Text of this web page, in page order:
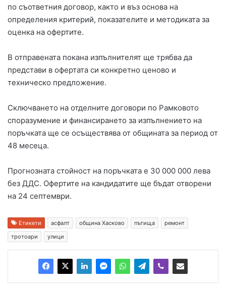
по съответния договор, както и въз основа на
определения критерий, показателите и методиката за
оценка на офертите.
В отправената покана изпълнителят ще трябва да
представи в офертата си конкретно ценово и
техническо предложение.
Сключването на отделните договори по Рамковото
споразумение и финансирането за изпълнението на
поръчката ще се осъществява от общината за период от
48 месеца.
Прогнозната стойност на поръчката е 30 000 000 лева
без ДДС. Офертите на кандидатите ще бъдат отворени
на 24 септември.
Етикети асфалт община Хасково пътища
ремонт
тротоари
улици